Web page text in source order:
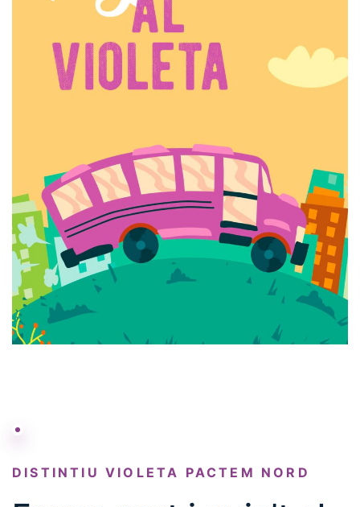
DISTINTIU VIOLETA PACTEM NORD